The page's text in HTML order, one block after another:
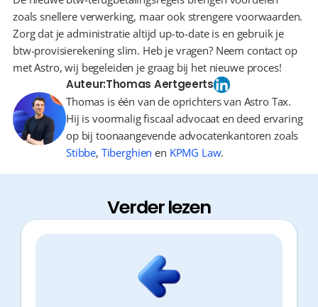
zoals snellere verwerking, maar ook strengere voorwaarden.
Zorg dat je administratie altijd up-to-date is en gebruik je
btw-provisierekening slim. Heb je vragen? Neem contact op
met Astro, wij begeleiden je graag bij het nieuwe proces!
Auteur:Thomas Aertgeerts
Thomas is één van de oprichters van Astro Tax.
Hij is voormalig fiscaal advocaat en deed ervaring
op bij toonaangevende advocatenkantoren zoals
Stibbe, Tiberghien en KPMG Law.
Verder lezen